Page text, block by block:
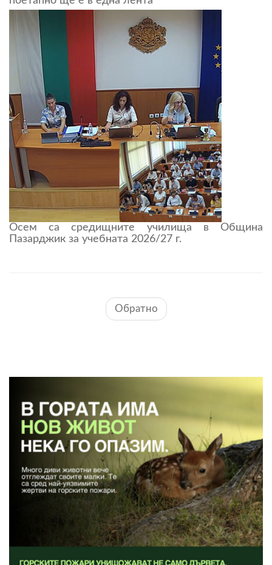
Осем са средищните училища в Община
Пазарджик за учебната 2026/27 г.
Обратно